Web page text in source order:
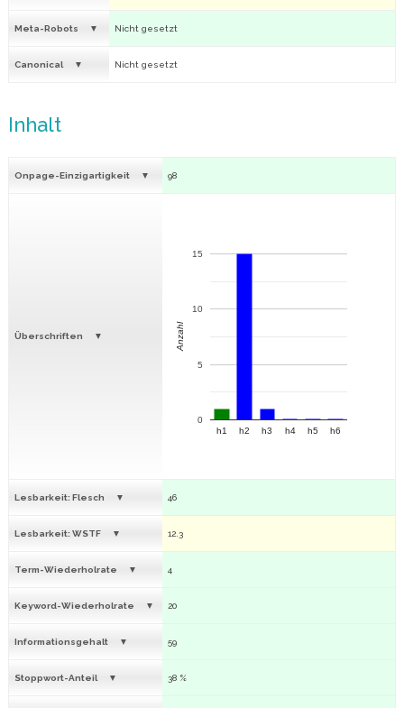
Meta-Robots Nicht gesetzt
Canonical Nicht gesetzt
Inhalt
Onpage-Einzigartigkeit 98
Überschriften
h1 h2 h3 h4 h5 h6
0
5
10
15
Anzahl
Lesbarkeit: Flesch 46
Lesbarkeit: WSTF 12.3
Term-Wiederholrate 4
Keyword-Wiederholrate 20
Informationsgehalt 59
Stoppwort-Anteil 38 %